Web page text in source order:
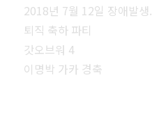
2018년 7월 12일 장애발생.
퇴직 축하 파티
갓오브워 4
이명박 가카 경축